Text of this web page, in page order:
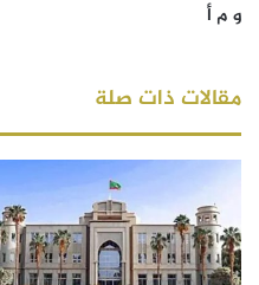
و م أ
مقالات ذات صلة